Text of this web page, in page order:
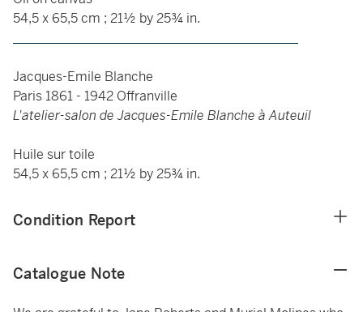
54,5 x 65,5 cm ; 21½ by 25¾ in.
Jacques-Emile Blanche
Paris 1861 - 1942 Offranville
L'atelier-salon de Jacques-Emile Blanche à Auteuil
Huile sur toile
54,5 x 65,5 cm ; 21½ by 25¾ in.
Condition Report
Catalogue Note